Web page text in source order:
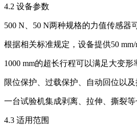
4.2 设备参数
500 N、50 N两种规格的力值传感器
根据相关标准规定，设备提供50 mm/
1000 mm的超长行程可以满足大变形
限位保护、过载保护、自动回位以
一台试验机集成剥离、拉伸、撕裂
4.3 适用范围